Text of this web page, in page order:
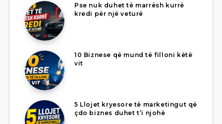
Pse nuk duhet të marrësh kurrë
kredi për një veturë
10 Biznese që mund të filloni këtë
vit
5 Llojet kryesore të marketingut që
çdo biznes duhet t’i njohë